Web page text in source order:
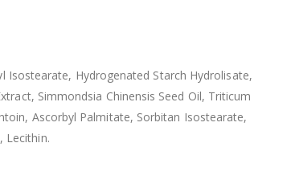
Isostearate, Hydrogenated Starch Hydrolisate,
Simmondsia Chinensis Seed Oil, Triticum
Ascorbyl Palmitate, Sorbitan Isostearate,
Lecithin.